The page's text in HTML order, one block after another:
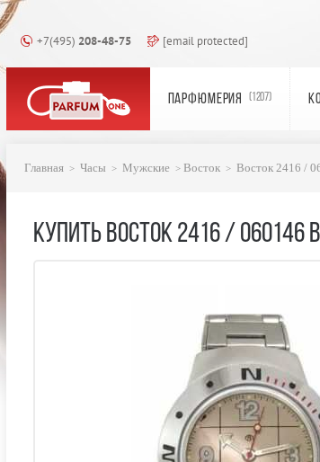
+7(495) 208-48-75 [email protected]
ПАРФЮМЕРИЯ (1207)
Главная Часы Мужские Восток Восток 2416 /
КУПИТЬ ВОСТОК 2416 / 060146